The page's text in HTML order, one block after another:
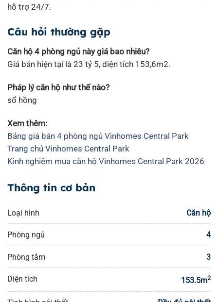
hỗ trợ 24/7.
Câu hỏi thường gặp
Căn hộ 4 phòng ngủ này giá bao nhiêu?
Giá bán hiện tại là 23 tỷ 5, diện tích 153,6m2.
Pháp lý căn hộ như thế nào?
sổ hồng
Xem thêm:
Bảng giá bán 4 phòng ngủ Vinhomes Central Park
Trang chủ Vinhomes Central Park
Kinh nghiệm mua căn hộ Vinhomes Central Park 2026
Thông tin cơ bản
Loại hình Căn hộ
Phòng ngủ 4
Phòng tắm 3
Diện tích 153.5m2